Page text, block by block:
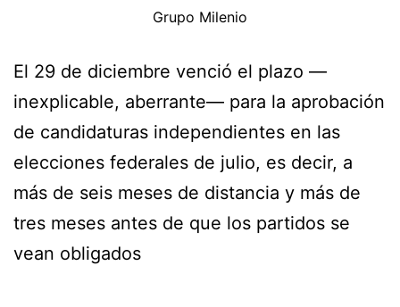
Grupo Milenio
El 29 de diciembre venció el plazo —
inexplicable, aberrante— para la aprobación
de candidaturas independientes en las
elecciones federales de julio, es decir, a
más de seis meses de distancia y más de
tres meses antes de que los partidos se
vean obligados